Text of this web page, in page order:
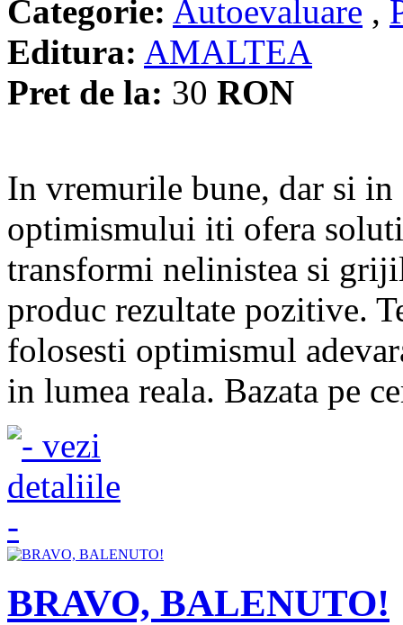
Categorie: Autoevaluare ,
Editura: AMALTEA
Pret de la: 30 RON
In vremurile bune, dar si
optimismului iti ofera
transformi nelinistea si
produc rezultate pozitive.
folosesti optimismul
in lumea reala. Bazata pe
BRAVO, BALENUTO!